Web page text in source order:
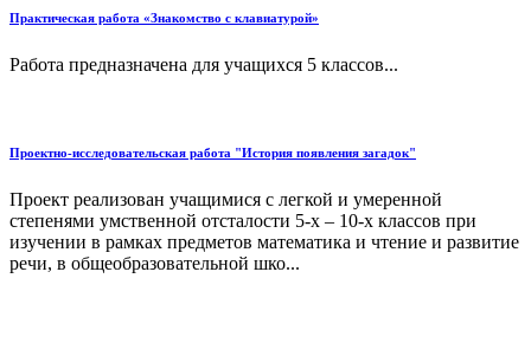
Практическая работа «Знакомство с клавиатурой»
Работа предназначена для учащихся 5 классов...
Проектно-исследовательская работа "История появления загадок"
Проект реализован учащимися с легкой и умеренной
степенями умственной отсталости 5-х – 10-х классов при
изучении в рамках предметов математика и чтение и развитие
речи, в общеобразовательной шко...